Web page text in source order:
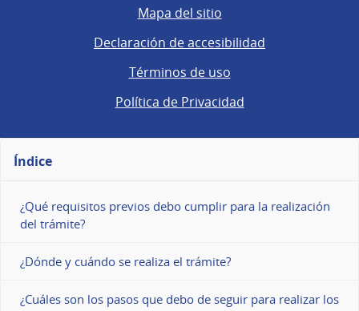
Mapa del sitio
Declaración de accesibilidad
Términos de uso
Política de Privacidad
Índice
¿Qué requisitos previos debo cumplir para la realización
del trámite?
¿Dónde y cuándo se realiza el trámite?
¿Cuáles son los pasos que debo de seguir para realizar los